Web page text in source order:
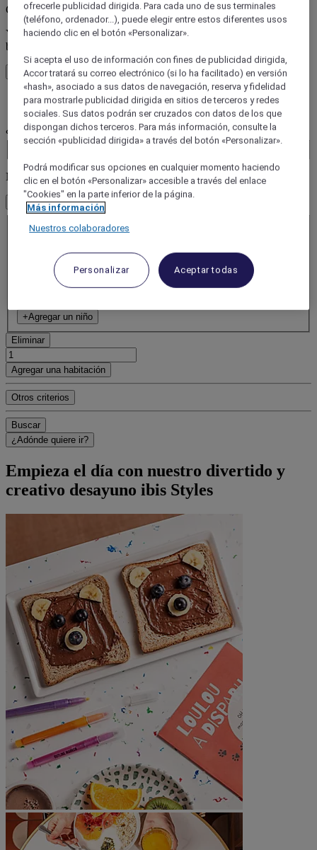
Core booking engine
You’ll be redirected to Accor website to view available hotels and
book your stay
Close window
error (es)
¿Adónde quiere ir?
Booking Dates
Número de huéspedes
1 Habitación(es) - 1 huésped(es)
habitación 1
habitación 1
- Eliminar a un adulto
+Agregar un adulto
+Agregar un niño
Eliminar
Agregar una habitación
Otros criterios
Buscar
¿Adónde quiere ir?
Empieza el día con nuestro divertido y
creativo desayuno ibis Styles
ofrecerle publicidad dirigida. Para cada uno de sus terminales
(teléfono, ordenador...), puede elegir entre estos diferentes usos
haciendo clic en el botón «Personalizar».
Si acepta el uso de información con fines de publicidad dirigida,
Accor tratará su correo electrónico (si lo ha facilitado) en versión
«hash», asociado a sus datos de navegación, reserva y fidelidad
para mostrarle publicidad dirigida en sitios de terceros y redes
sociales. Sus datos podrán ser cruzados con datos de los que
dispongan dichos terceros. Para más información, consulte la
sección «publicidad dirigida» a través del botón «Personalizar».
Podrá modificar sus opciones en cualquier momento haciendo
clic en el botón «Personalizar» accesible a través del enlace
"Cookies" en la parte inferior de la página.
Más información
Nuestros colaboradores
Personalizar Aceptar todas